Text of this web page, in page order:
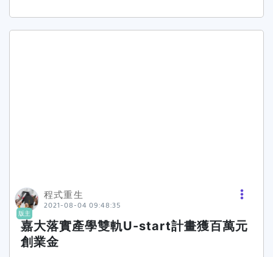
餐旅人才的用心與堅持，過去一年新南向學生在梨
山賓館實習期間表現優異，獲主管上司及客人的多
業無縫接軌，並推升產業競爭力。 圖片資料來源：
吳鳳科技大學(若有冒犯或不妥之處，請及時聯繫
我們，將立即下架刪除，謝謝!)<<返回吳鳳科技大
學校園新聞|活動
驗和實作能力，為國家培育儲備優秀研究人才。科
技部日前從3132件109年度補助大專學生研究計
最佳幾何形狀「細螺旋」，藉此達到最佳的固相攪
拌效果，設計出剛性佳的夾具。研究成果經量測
Bobbin摩擦攪拌銲接過程的三軸負荷歷程與機台
震動，確定機台震動僅影響銲道表面光滑度，不會
造成銲道缺陷。而資工系張恭豪從模型分割對生成
版主
程式重生
2021-08-04 09:48:35
嘉大落實產學雙軌U-start計畫獲百萬元
創業金